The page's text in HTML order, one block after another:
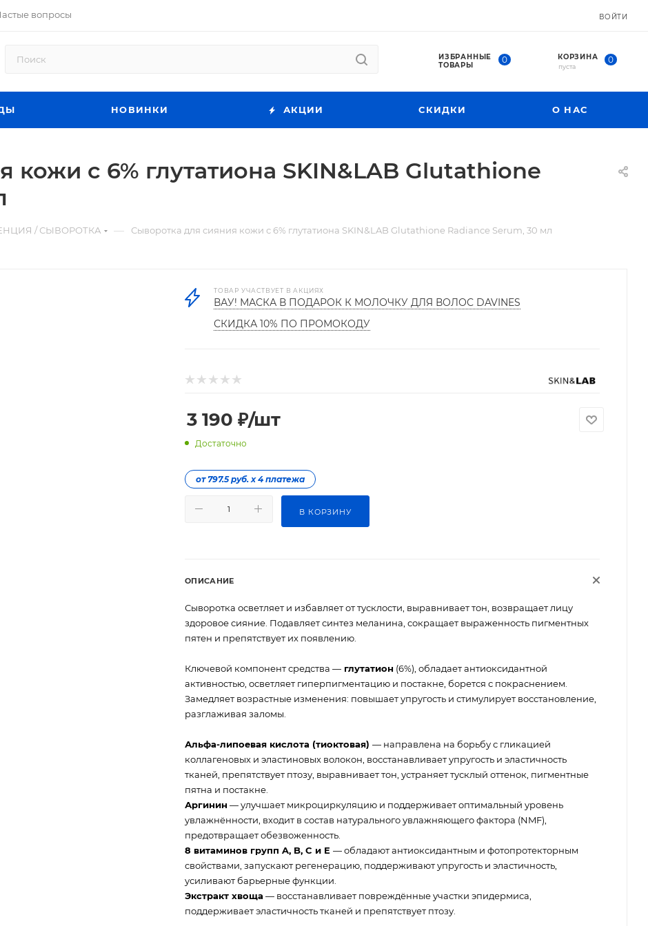
вопросы ВОЙТИ
ИЗБРАННЫЕ
ТОВАРЫ
0 КОРЗИНА 0
пуста
НОВИНКИ АКЦИИ СКИДКИ О НАС
кожи с 6% глутатиона SKIN&LAB Glutathione
/ СЫВОРОТКА — Сыворотка для сияния кожи с 6% глутатиона SKIN&LAB Glutathione Radiance Serum, 30 мл
ТОВАР УЧАСТВУЕТ В АКЦИЯХ
ВАУ! МАСКА В ПОДАРОК К МОЛОЧКУ ДЛЯ ВОЛОС DAVINES
СКИДКА 10% ПО ПРОМОКОДУ
3 190 ₽/шт
Достаточно
от 797.5 руб. х 4 платежа
В КОРЗИНУ
ОПИСАНИЕ
Сыворотка осветляет и избавляет от тусклости, выравнивает тон, возвращает лицу
здоровое сияние. Подавляет синтез меланина, сокращает выраженность пигментных
пятен и препятствует их появлению.
Ключевой компонент средства — глутатион (6%), обладает антиоксидантной
активностью, осветляет гиперпигментацию и постакне, борется с покраснением.
Замедляет возрастные изменения: повышает упругость и стимулирует восстановление,
разглаживая заломы.
Альфа-липоевая кислота (тиоктовая) — направлена на борьбу с гликацией
коллагеновых и эластиновых волокон, восстанавливает упругость и эластичность
тканей, препятствует птозу, выравнивает тон, устраняет тусклый оттенок, пигментные
пятна и постакне.
Аргинин — улучшает микроциркуляцию и поддерживает оптимальный уровень
увлажнённости, входит в состав натурального увлажняющего фактора (NMF),
предотвращает обезвоженность.
8 витаминов групп A, B, C и E — обладают антиоксидантным и фотопротекторным
свойствами, запускают регенерацию, поддерживают упругость и эластичность,
усиливают барьерные функции.
Экстракт хвоща — восстанавливает повреждённые участки эпидермиса,
поддерживает эластичность тканей и препятствует птозу.